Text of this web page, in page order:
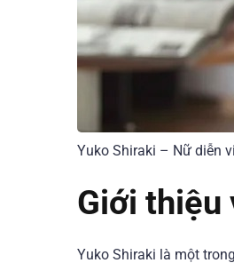
Yuko Shiraki – Nữ diễn
Giới thiệu
Yuko Shiraki là một